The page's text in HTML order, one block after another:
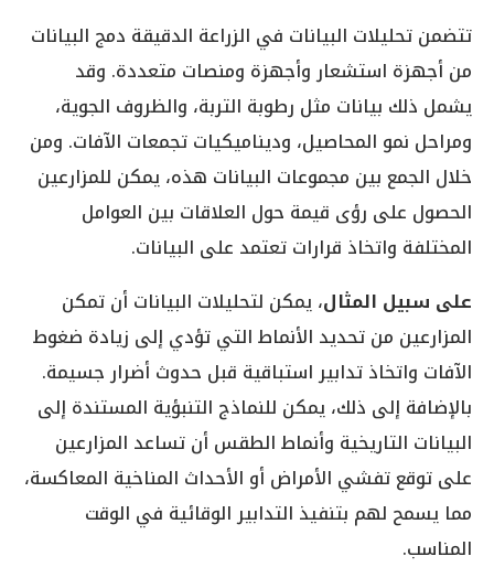
تتضمن تحليلات البيانات في الزراعة الدقيقة دمج البيانات
من أجهزة استشعار وأجهزة ومنصات متعددة. وقد
يشمل ذلك بيانات مثل رطوبة التربة، والظروف الجوية،
ومراحل نمو المحاصيل، وديناميكيات تجمعات الآفات. ومن
خلال الجمع بين مجموعات البيانات هذه، يمكن للمزارعين
الحصول على رؤى قيمة حول العلاقات بين العوامل
المختلفة واتخاذ قرارات تعتمد على البيانات.
على سبيل المثال، يمكن لتحليلات البيانات أن تمكن
المزارعين من تحديد الأنماط التي تؤدي إلى زيادة ضغوط
الآفات واتخاذ تدابير استباقية قبل حدوث أضرار جسيمة.
بالإضافة إلى ذلك، يمكن للنماذج التنبؤية المستندة إلى
البيانات التاريخية وأنماط الطقس أن تساعد المزارعين
على توقع تفشي الأمراض أو الأحداث المناخية المعاكسة،
مما يسمح لهم بتنفيذ التدابير الوقائية في الوقت
المناسب.